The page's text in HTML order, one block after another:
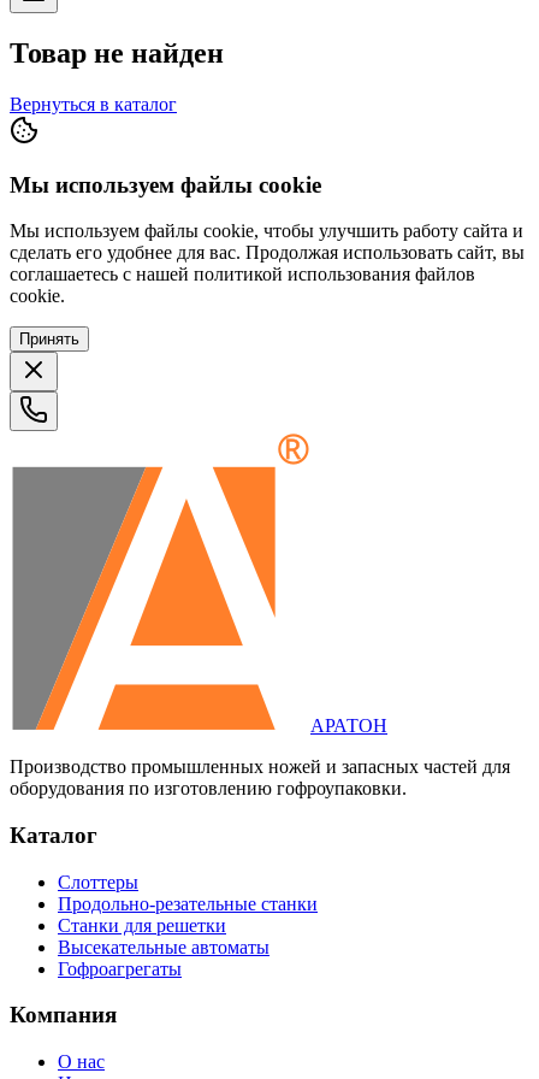
Товар не найден
Вернуться в каталог
Мы используем файлы cookie
Мы используем файлы cookie, чтобы улучшить работу сайта и
сделать его удобнее для вас. Продолжая использовать сайт, вы
соглашаетесь с нашей политикой использования файлов
cookie.
Принять
АРАТОН
Производство промышленных ножей и запасных частей для
оборудования по изготовлению гофроупаковки.
Каталог
Слоттеры
Продольно-резательные станки
Станки для решетки
Высекательные автоматы
Гофроагрегаты
Компания
О нас